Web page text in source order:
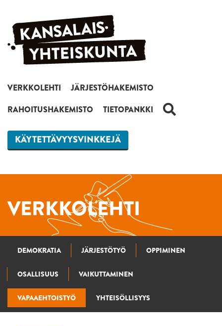
Siirry sisältöön
VERKKOLEHTI
JÄRJESTÖHAKEMISTO
RAHOITUSHAKEMISTO
TIETOPANKKI HAKU
KÄYTETTÄVYYSVINKKEJÄ
VERKKOLEHTI
DEMOKRATIA JÄRJESTÖTYÖ OPPIMINEN
OSALLISUUS VAIKUTTAMINEN
VAPAAEHTOISTYÖ YHTEISÖLLISYYS